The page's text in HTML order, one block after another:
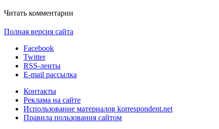
Читать комментарии
Полная версия сайта
Facebook
Twitter
RSS-ленты
E-mail рассылка
Контакты
Реклама на сайте
Использование материалов korrespondent.net
Правила пользования сайтом